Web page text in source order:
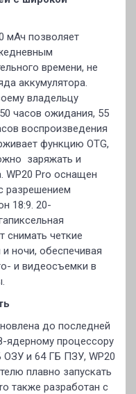
мАч позволяет
времени, не
аккумулятора.
владельцу
часов ожидания, 55
воспроизведения
функцию OTG,
заряжать и
WP20 Pro оснащен
разрешением
18:9. 20-
снимать четкие
ночи, обеспечивая
и видеосъемки в
до последней
ядерному процессору
ОЗУ и 64 ГБ ПЗУ, WP20
плавно запускать
также разработан с